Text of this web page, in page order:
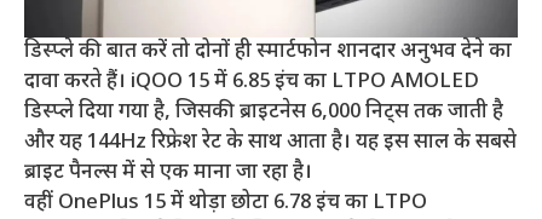
डिस्प्ले की बात करें तो दोनों ही स्मार्टफोन शानदार अनुभव देने का
दावा करते हैं। iQOO 15 में 6.85 इंच का LTPO AMOLED
डिस्प्ले दिया गया है, जिसकी ब्राइटनेस 6,000 निट्स तक जाती है
और यह 144Hz रिफ्रेश रेट के साथ आता है। यह इस साल के सबसे
ब्राइट पैनल्स में से एक माना जा रहा है।
वहीं OnePlus 15 में थोड़ा छोटा 6.78 इंच का LTPO